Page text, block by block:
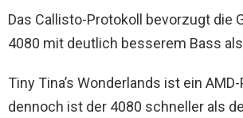
Das Callisto-Protokoll bevorzugt die
4080 mit deutlich besserem Bass
Tiny Tina’s Wonderlands ist ein
dennoch ist der 4080 schneller als